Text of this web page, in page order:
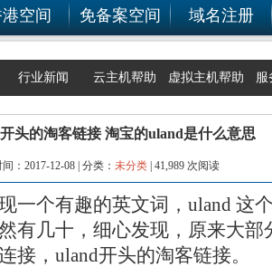
空间 免备案空间 域名注册
行业新闻 云主机帮助 虚拟主机帮助 服
头的淘客链接 淘宝的uland是什么意思
间：2017-12-08 分类： 未分类 41,989 次阅读
一个有趣的英文词，uland 这
有几十，细心发现，原来大部
接，uland开头的淘客链接。